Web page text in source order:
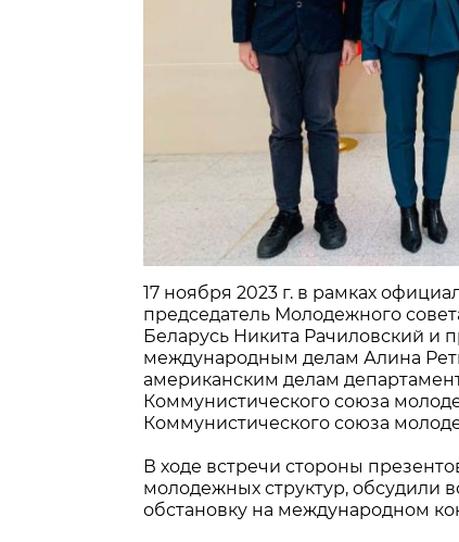
17 ноября 2023 г. в рамках
председатель Молодежного
Беларусь Никита Рачиловский и
международным делам Алина
американским делам
Коммунистического союза
Коммунистического союза
В ходе встречи стороны
молодежных структур, обсудили
обстановку на международном